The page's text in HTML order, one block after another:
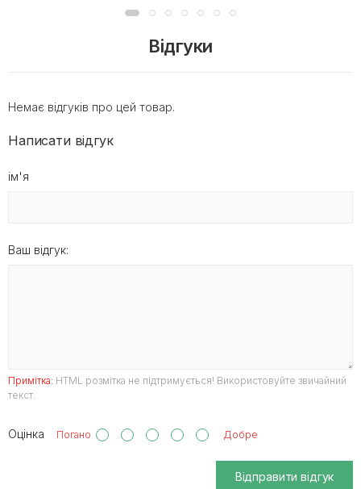
Відгуки
Немає відгуків про цей товар.
Написати відгук
ім'я
Ваш відгук:
Примітка: HTML розмітка не підтримується! Використовуйте звичайний
текст.
Оцінка Погано Добре
Відправити відгук